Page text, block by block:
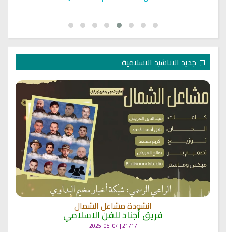
جديد الاناشيد الاسلامية
انشودة مشاعل الشمال
فريق أجناد للفن الاسلامي
21717 | 2025-05-04